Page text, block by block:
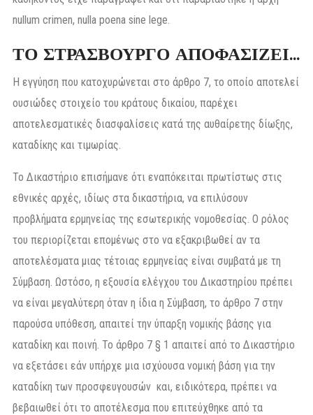
nullum crimen, nulla poena sine lege.
ΤΟ ΣΤΡΑΣΒΟΥΡΓΟ ΑΠΟΦΑΣΙΖΕΙ…
Η εγγύηση που κατοχυρώνεται στο άρθρο 7, το οποίο αποτελεί
ουσιώδες στοιχείο του κράτους δικαίου, παρέχει
αποτελεσματικές διασφαλίσεις κατά της αυθαίρετης δίωξης,
καταδίκης και τιμωρίας.
Το Δικαστήριο επισήμανε ότι εναπόκειται πρωτίστως στις
εθνικές αρχές, ιδίως στα δικαστήρια, να επιλύσουν
προβλήματα ερμηνείας της εσωτερικής νομοθεσίας. Ο ρόλος
του περιορίζεται επομένως στο να εξακριβωθεί αν τα
αποτελέσματα μιας τέτοιας ερμηνείας είναι συμβατά με τη
Σύμβαση. Ωστόσο, η εξουσία ελέγχου του Δικαστηρίου πρέπει
να είναι μεγαλύτερη όταν η ίδια η Σύμβαση, το άρθρο 7 στην
παρούσα υπόθεση, απαιτεί την ύπαρξη νομικής βάσης για
καταδίκη και ποινή. Το άρθρο 7 § 1 απαιτεί από το Δικαστήριο
να εξετάσει εάν υπήρχε μια ισχύουσα νομική βάση για την
καταδίκη των προσφευγουσών και, ειδικότερα, πρέπει να
βεβαιωθεί ότι το αποτέλεσμα που επιτεύχθηκε από τα